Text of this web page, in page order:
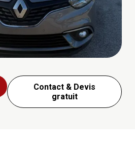
Contact & Devis
gratuit